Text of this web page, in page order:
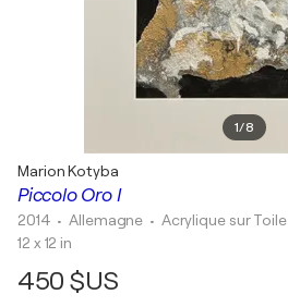
1/8
Piccolo Oro I
Marion Kotyba
2014 • Allemagne • Acrylique sur Toile
12 x 12 in
450 $US